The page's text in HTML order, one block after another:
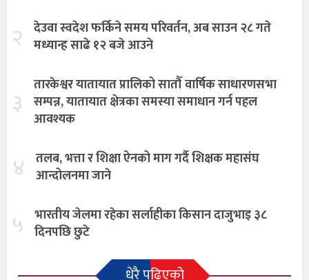
२ देउवा स्वदेश फर्किने समय परिवर्तन, अब साउन २८ गते
मध्यान्ह साढे १२ बजे आउने
३
तारकेश्वर यातायात प्रालिको सातौँ वार्षिक साधारणसभा
सम्पन्न, यातायात क्षेत्रका समस्या समाधान गर्न पहल
आवश्यक
४ तलब, भत्ता र शिक्षा ऐनको माग गर्दै शिक्षक महासंघ
आन्दोलनमा जाने
५ भारतीय जेलमा रहेका सर्लाहीका किसान दाजुभाइ ३८
दिनपछि छुटे
धेरै पढिएको